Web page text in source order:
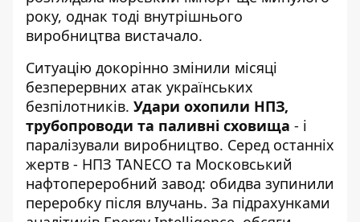
року, однак тоді внутрішнього
виробництва вистачало.
Ситуацію докорінно змінили місяці
безперервних атак українських
безпілотників. Удари охопили НПЗ,
трубопроводи та паливні сховища - і
паралізували виробництво. Серед останніх
жертв - НПЗ TANECO та Московський
нафтопереробний завод: обидва зупинили
переробку після влучань. За підрахунками